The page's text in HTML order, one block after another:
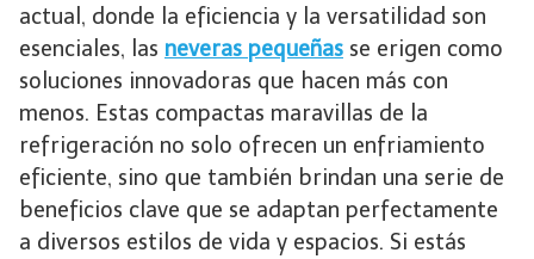
actual, donde la eficiencia y la versatilidad son
esenciales, las neveras pequeñas se erigen como
soluciones innovadoras que hacen más con
menos. Estas compactas maravillas de la
refrigeración no solo ofrecen un enfriamiento
eficiente, sino que también brindan una serie de
beneficios clave que se adaptan perfectamente
a diversos estilos de vida y espacios. Si estás